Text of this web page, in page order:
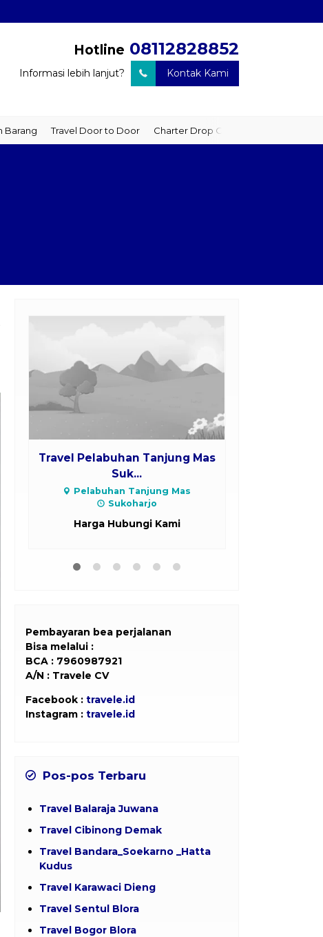
Hotline 08112828852
Informasi lebih lanjut? Kontak Kami
Travel Door to Door Charter Drop Off Sewa Hiace
Travel Pelabuhan Tanjung Mas
Suk...
Pelabuhan Tanjung Mas
Sukoharjo
Harga Hubungi Kami
Pembayaran bea perjalanan
Bisa melalui :
BCA : 7960987921
A/N : Travele CV
Facebook : travele.id
Instagram : travele.id
Pos-pos Terbaru
Travel Balaraja Juwana
Travel Cibinong Demak
Travel Bandara_Soekarno _Hatta
Kudus
Travel Karawaci Dieng
Travel Sentul Blora
Travel Bogor Blora